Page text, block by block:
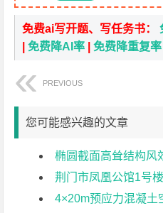
免费ai写开题、写任务书：
|免费降AI率 |免费降重复率
PREVIOUS
您可能感兴趣的文章
椭圆截面高耸结构风效
荆门市凤凰公馆1号
4×20m预应力混凝土